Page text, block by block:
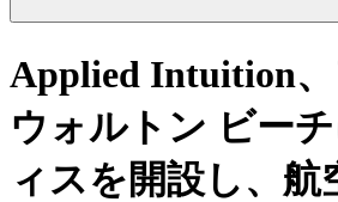
Applied Intuition
ウォルトン ビー
ィスを開設し、航